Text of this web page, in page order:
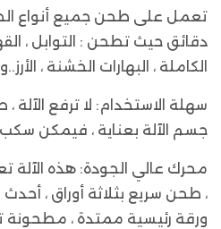
دقائق حيث تطحن : التوابل ،
الكاملة ، البهارات الخشنة ،
سهلة الاستخدام: لا ترفع الآلة
جسم الآلة بعناية ، فيمكن
محرك عالي الجودة: هذه الآلة
، طحن سريع بثلاثة أوراق ،
ورقة رئيسية ممتدة ، مطحونة